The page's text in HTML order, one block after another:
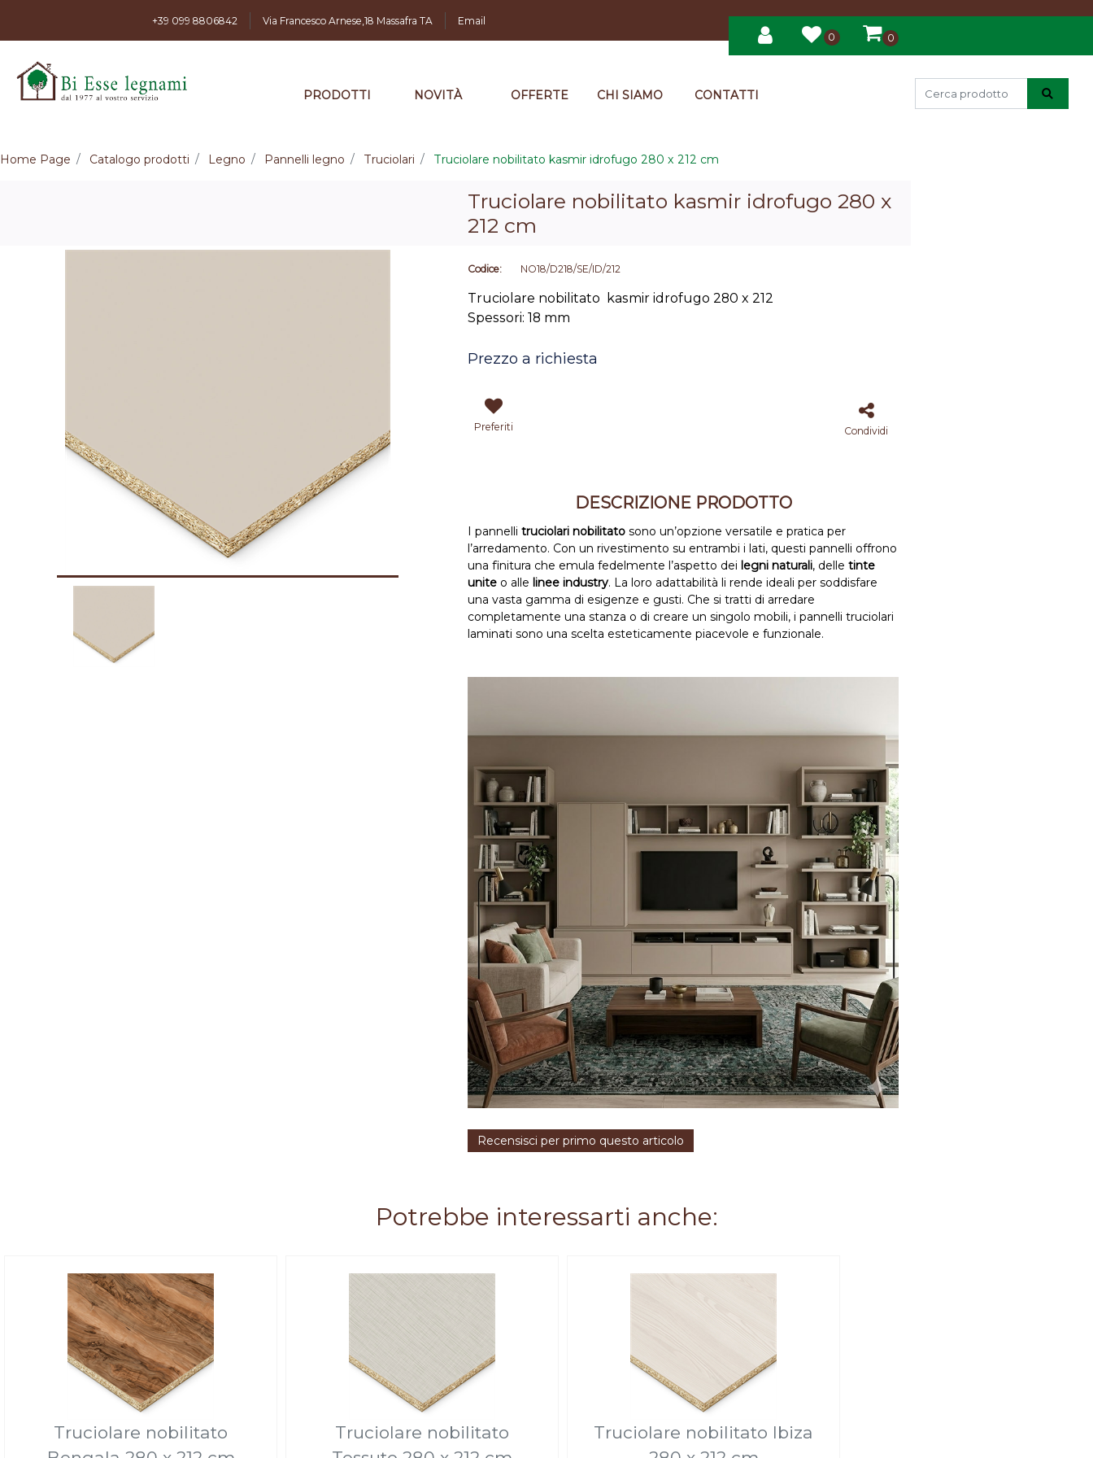
+39 099 8806842 Via Francesco Arnese,18 Massafra TA
Email
0
0
PRODOTTI NOVITÀ OFFERTE CHI SIAMO CONTATTI
Home Page Catalogo prodotti Legno Pannelli legno Truciolari Truciolare nobilitato kasmir idrofugo 280 x 212 cm
Truciolare nobilitato kasmir idrofugo 280 x
212 cm
Codice: NO18/D218/SE/ID/212
Truciolare nobilitato kasmir idrofugo 280 x 212
Spessori: 18 mm
Prezzo a richiesta
Preferiti Condividi
DESCRIZIONE PRODOTTO
I pannelli truciolari nobilitato sono un’opzione versatile e pratica per
l’arredamento. Con un rivestimento su entrambi i lati, questi pannelli offrono
una finitura che emula fedelmente l’aspetto dei legni naturali, delle tinte
unite o alle linee industry. La loro adattabilità li rende ideali per soddisfare
una vasta gamma di esigenze e gusti. Che si tratti di arredare
completamente una stanza o di creare un singolo mobili, i pannelli truciolari
laminati sono una scelta esteticamente piacevole e funzionale.
Recensisci per primo questo articolo
Potrebbe interessarti anche:
Truciolare nobilitato
Truciolare nobilitato
Truciolare nobilitato Ibiza